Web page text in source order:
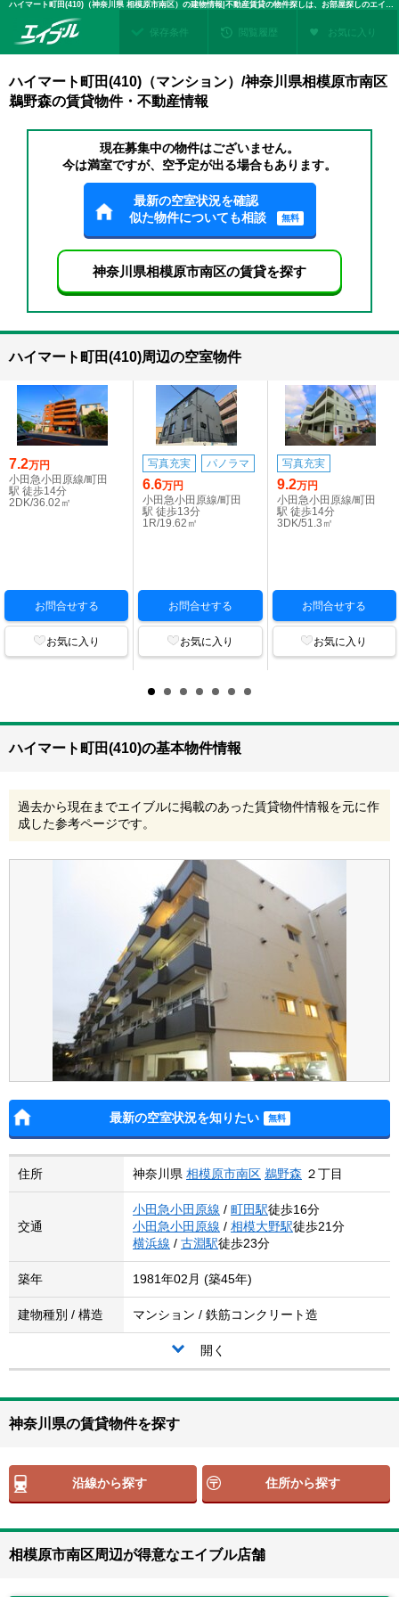
ハイマート町田(410)（神奈川県 相模原市南区）の建物情報|不動産賃貸の物件探しは、お部屋探しのエイブル
保存条件 閲覧履歴 お気に入り
ハイマート町田(410)（マンション）/神奈川県相模原市南区
鵜野森の賃貸物件・不動産情報
現在募集中の物件はございません。
今は満室ですが、空予定が出る場合もあります。
最新の空室状況を確認
似た物件についても相談
無料
神奈川県相模原市南区の賃貸を探す
ハイマート町田(410)周辺の空室物件
7.2万円
小田急小田原線/町田
駅 徒歩14分
2DK/36.02㎡
お問合せする
お気に入り
写真充実 パノラマ
6.6万円
小田急小田原線/町田
駅 徒歩13分
1R/19.62㎡
お問合せする
お気に入り
写真充実
9.2万円
小田急小田原線/町田
駅 徒歩14分
3DK/51.3㎡
お問合せする
お気に入り
ハイマート町田(410)の基本物件情報
過去から現在までエイブルに掲載のあった賃貸物件情報を元に作
成した参考ページです。
最新の空室状況を知りたい
住所 神奈川県 相模原市南区 鵜野森 ２丁目
交通
小田急小田原線 / 町田駅徒歩16分
小田急小田原線 / 相模大野駅徒歩21分
横浜線 / 古淵駅徒歩23分
築年 1981年02月 (築45年)
建物種別 / 構造 マンション / 鉄筋コンクリート造
開く
神奈川県の賃貸物件を探す
沿線から探す 住所から探す
相模原市南区周辺が得意なエイブル店舗